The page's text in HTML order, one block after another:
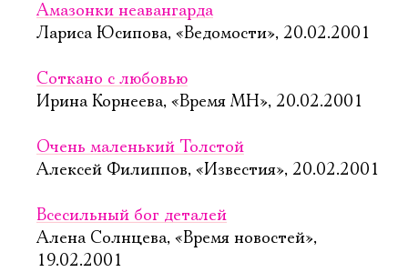
Амазонки неавангарда
Лариса Юсипова, «Ведомости», 20.02.2001
Соткано с любовью
Ирина Корнеева, «Время МН», 20.02.2001
Очень маленький Толстой
Алексей Филиппов, «Известия», 20.02.2001
Всесильный бог деталей
Алена Солнцева, «Время новостей»,
19.02.2001